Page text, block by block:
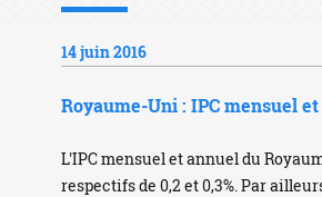
14 juin 2016
Royaume-Uni : IPC mensuel
L'IPC mensuel et annuel du
respectifs de 0,2 et 0,3%. Par